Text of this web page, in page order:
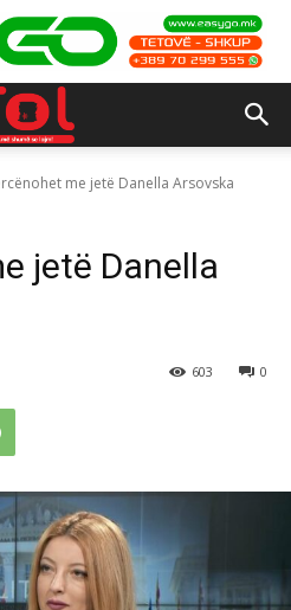
me jetë Danella Arsovska
jetë Danella
0
603